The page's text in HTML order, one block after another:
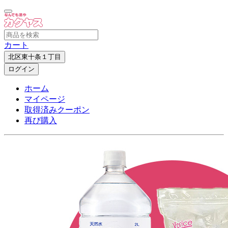
カート
北区東十条１丁目
ログイン
ホーム
マイページ
取得済みクーポン
再び購入